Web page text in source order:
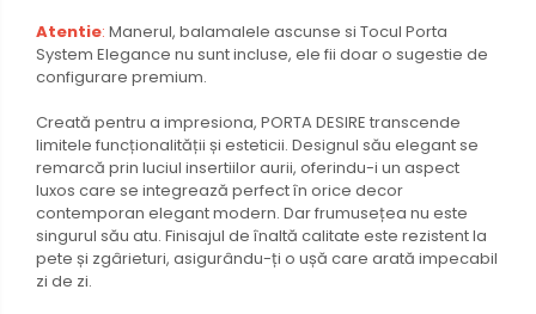
Atentie: Manerul, balamalele ascunse si Tocul Porta
System Elegance nu sunt incluse, ele fii doar o sugestie de
configurare premium.
Creată pentru a impresiona, PORTA DESIRE transcende
limitele funcționalității și esteticii. Designul său elegant se
remarcă prin luciul insertiilor aurii, oferindu-i un aspect
luxos care se integrează perfect în orice decor
contemporan elegant modern. Dar frumusețea nu este
singurul său atu. Finisajul de înaltă calitate este rezistent la
pete și zgârieturi, asigurându-ți o ușă care arată impecabil
zi de zi.